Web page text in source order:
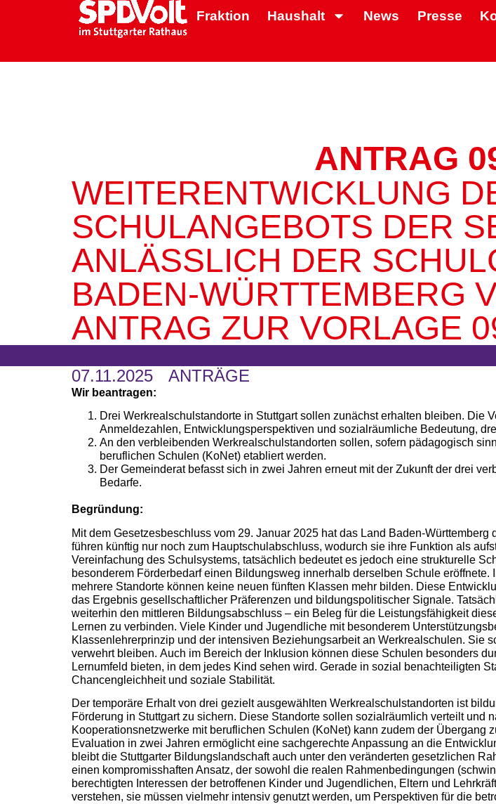
Fraktion Haushalt News Presse
ANTRAG
WEITERENTWICKLUNG
SCHULANGEBOTS DER
ANLÄSSLICH DER
BADEN-WÜRTTEMBERG
ANTRAG ZUR VORLAGE
07.11.2025 ANTRÄGE
Wir beantragen:
Drei Werkrealschulstandorte in Stuttgart sollen zunächst erhalten bleiben. Die
Anmeldezahlen, Entwicklungsperspektiven und sozialräumliche Bedeutung,
An den verbleibenden Werkrealschulstandorten sollen, sofern pädagogisch
beruflichen Schulen (KoNet) etabliert werden.
Der Gemeinderat befasst sich in zwei Jahren erneut mit der Zukunft der drei
Bedarfe.
Begründung:
Mit dem Gesetzesbeschluss vom 29. Januar 2025 hat das Land Baden-
führen künftig nur noch zum Hauptschulabschluss, wodurch sie ihre Funktion als
Vereinfachung des Schulsystems, tatsächlich bedeutet es jedoch eine strukturelle
besonderem Förderbedarf einen Bildungsweg innerhalb derselben Schule
mehrere Standorte können keine neuen fünften Klassen mehr bilden. Diese
das Ergebnis gesellschaftlicher Präferenzen und bildungspolitischer Signale.
weiterhin den mittleren Bildungsabschluss – ein Beleg für die Leistungsfähigkeit
Lernen zu verbinden. Viele Kinder und Jugendliche mit besonderem
Klassenlehrerprinzip und der intensiven Beziehungsarbeit an Werkrealschulen. Sie
verwehrt bleiben. Auch im Bereich der Inklusion können diese Schulen besonders
Lernumfeld bieten, in dem jedes Kind sehen wird. Gerade in sozial benachteiligten
Chancengleichheit und soziale Stabilität.
Der temporäre Erhalt von drei gezielt ausgewählten Werkrealschulstandorten ist
Förderung in Stuttgart zu sichern. Diese Standorte sollen sozialräumlich verteilt und
Kooperationsnetzwerke mit beruflichen Schulen (KoNet) kann zudem der
Evaluation in zwei Jahren ermöglicht eine sachgerechte Anpassung an die
bleibt die Stuttgarter Bildungslandschaft auch unter den veränderten gesetzlichen
einen kompromisshaften Ansatz, der sowohl die realen Rahmenbedingungen
berechtigten Interessen der betroffenen Kinder und Jugendlichen, Eltern und
verstehen, sie müssen vielmehr intensiv genutzt werden, um Perspektiven für die